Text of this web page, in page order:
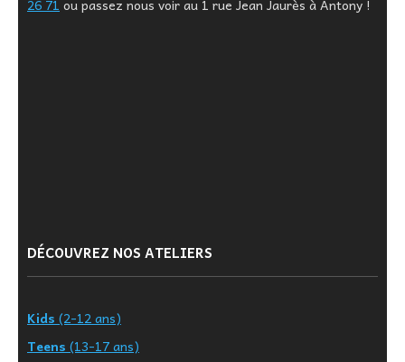
26 71 ou passez nous voir au 1 rue Jean Jaurès à Antony !
DÉCOUVREZ NOS ATELIERS
Kids (2-12 ans)
Teens (13-17 ans)